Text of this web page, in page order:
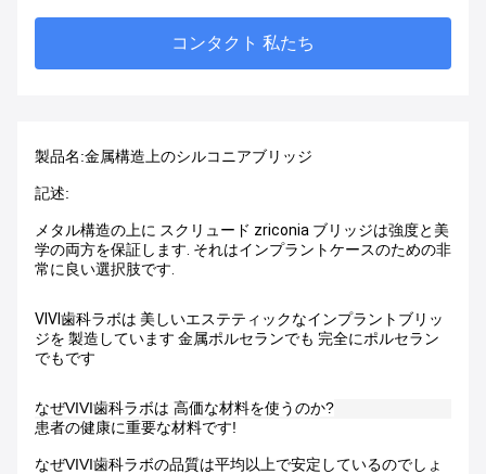
コンタクト 私たち
製品名:金属構造上のシルコニアブリッジ
記述:
メタル構造の上に スクリュード zriconia ブリッジは強度と美
学の両方を保証します. それはインプラントケースのための非
常に良い選択肢です.
VIVI歯科ラボは 美しいエステティックなインプラントブリッ
ジを 製造しています 金属ポルセランでも 完全にポルセラン
でもです
なぜVIVI歯科ラボは 高価な材料を使うのか?
患者の健康に重要な材料です!
なぜVIVI歯科ラボの品質は平均以上で安定しているのでしょ